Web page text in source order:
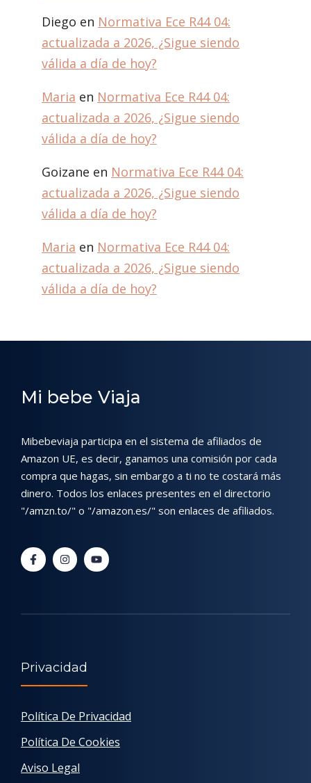
Diego en Normativa Ece R44 04:
actualizada a 2026, ¿Sigue siendo
válida a día de hoy?
Maria en Normativa Ece R44 04:
actualizada a 2026, ¿Sigue siendo
válida a día de hoy?
Goizane en Normativa Ece R44 04:
actualizada a 2026, ¿Sigue siendo
válida a día de hoy?
Maria en Normativa Ece R44 04:
actualizada a 2026, ¿Sigue siendo
válida a día de hoy?
Mi bebe Viaja
Mibebeviaja participa en el sistema de afiliados de
Amazon UE, es decir, ganamos una comisión por cada
compra que hagas, sin embargo a ti no te costará más
dinero. Todos los enlaces presentes en el directorio
"/amzn.to/" o "/amazon.es/" son enlaces de afiliados.
Privacidad
Política De Privacidad
Política De Cookies
Aviso Legal